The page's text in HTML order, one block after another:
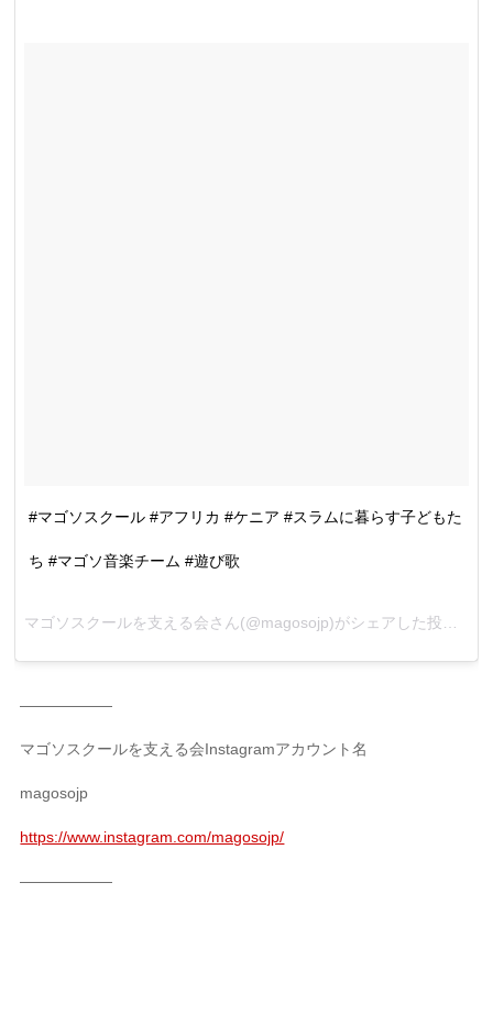
#マゴソスクール #アフリカ #ケニア #スラムに暮らす子どもた
ち #マゴソ音楽チーム #遊び歌
——————
マゴソスクールを支える会Instagramアカウント名
magosojp
https://www.instagram.com/magosojp/
——————